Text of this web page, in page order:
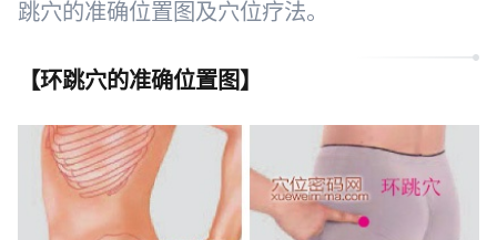
跳穴的准确位置图及穴位疗法。
【环跳穴的准确位置图】